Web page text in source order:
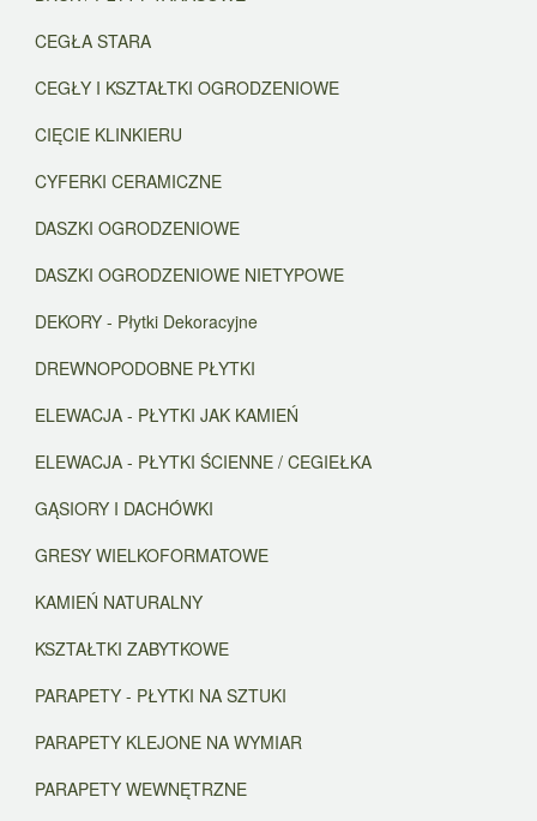
CEGŁA STARA
CEGŁY I KSZTAŁTKI OGRODZENIOWE
CIĘCIE KLINKIERU
CYFERKI CERAMICZNE
DASZKI OGRODZENIOWE
DASZKI OGRODZENIOWE NIETYPOWE
DEKORY - Płytki Dekoracyjne
DREWNOPODOBNE PŁYTKI
ELEWACJA - PŁYTKI JAK KAMIEŃ
ELEWACJA - PŁYTKI ŚCIENNE / CEGIEŁKA
GĄSIORY I DACHÓWKI
GRESY WIELKOFORMATOWE
KAMIEŃ NATURALNY
KSZTAŁTKI ZABYTKOWE
PARAPETY - PŁYTKI NA SZTUKI
PARAPETY KLEJONE NA WYMIAR
PARAPETY WEWNĘTRZNE